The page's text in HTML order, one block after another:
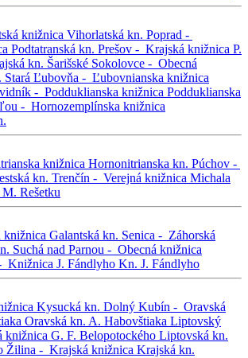
knižnica Vihorlatská kn. Poprad -
Podtatranská kn. Prešov - Krajská knižnica P.
kn. Šarišské Sokolovce - Obecná
Stará Ľubovňa - Ľubovnianska knižnica
- Podduklianska knižnica Podduklianska
- Hornozemplínska knižnica
knižnica Hornonitrianska kn. Púchov -
kn. Trenčín - Verejná knižnica Michala
Rešetku
knižnica Galantská kn. Senica - Záhorská
Suchá nad Parnou - Obecná knižnica
Knižnica J. Fándlyho Kn. J. Fándlyho
Kysucká kn. Dolný Kubín - Oravská
Oravská kn. A. Habovštiaka Liptovský
knižnica G. F. Belopotockého Liptovská kn.
Žilina - Krajská knižnica Krajská kn.